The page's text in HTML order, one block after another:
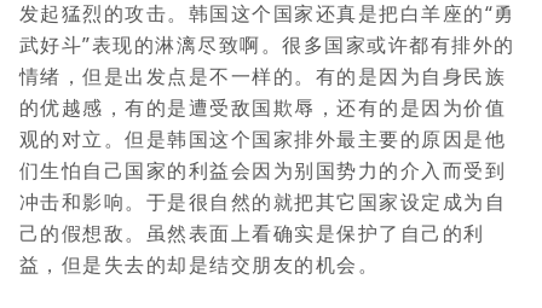
发起猛烈的攻击。韩国这个国家还真是把白羊座的“勇
武好斗”表现的淋漓尽致啊。很多国家或许都有排外的
情绪，但是出发点是不一样的。有的是因为自身民族
的优越感，有的是遭受敌国欺辱，还有的是因为价值
观的对立。但是韩国这个国家排外最主要的原因是他
们生怕自己国家的利益会因为别国势力的介入而受到
冲击和影响。于是很自然的就把其它国家设定成为自
己的假想敌。虽然表面上看确实是保护了自己的利
益，但是失去的却是结交朋友的机会。